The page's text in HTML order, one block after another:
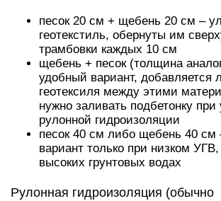
песок 20 см + щебень 20 см –
геотекстиль, обернуты им
трамбовки каждых 10 см
щебень + песок (толщина
удобный вариант, добавляется
геотексиля между этими
нужно заливать подбетонку при
рулонной гидроизоляции
песок 40 см либо щебень 40 см
вариант только при низком
высоких грунтовых водах
Рулонная гидроизоляция (обычно